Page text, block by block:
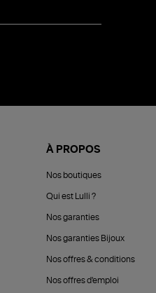
À PROPOS
Nos boutiques
Qui est Lulli ?
Nos garanties
Nos garanties Bijoux
Nos offres & conditions
Nos offres d'emploi